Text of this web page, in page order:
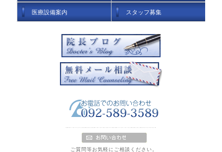
医療設備案内 スタッフ募集
ご質問等お気軽にご相談ください。